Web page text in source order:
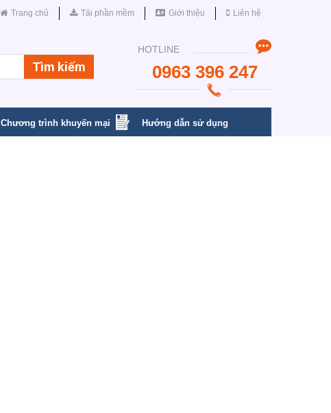
Trang chủ Tải phần mềm Giới thiệu Liên hệ
HOTLINE
0963 396 247
Chương trình khuyến mại Hướng dẫn sử dụng